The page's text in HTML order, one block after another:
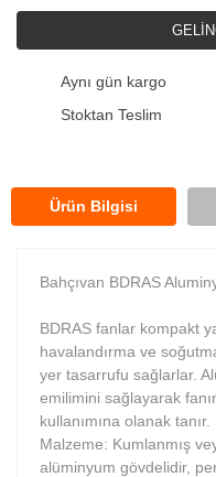
Aynı gün kargo
Stoktan Teslim
Ürün Bilgisi
Bahçıvan BDRAS
BDRAS fanlar kompakt
havalandırma ve
yer tasarrufu sağlarlar.
emilimini sağlayarak
kullanımına olanak tanır.
Malzeme: Kumlanmış
alüminyum gövdelidir,